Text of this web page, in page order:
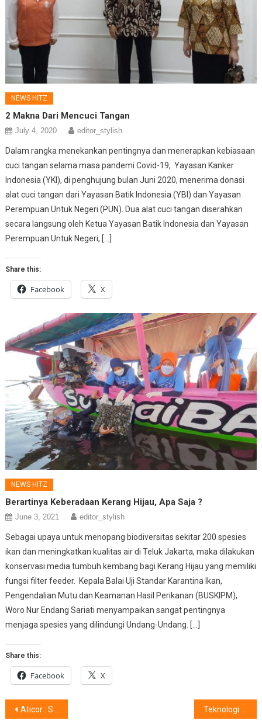
NEWS HITZ
2 Makna Dari Mencuci Tangan
July 4, 2020 editor_stylish
Dalam rangka menekankan pentingnya dan menerapkan kebiasaan
cuci tangan selama masa pandemi Covid-19, Yayasan Kanker
Indonesia (YKI), di penghujung bulan Juni 2020, menerima donasi
alat cuci tangan dari Yayasan Batik Indonesia (YBI) dan Yayasan
Perempuan Untuk Negeri (PUN). Dua alat cuci tangan diserahkan
secara langsung oleh Ketua Yayasan Batik Indonesia dan Yayasan
Perempuan Untuk Negeri, […]
Share this:
Facebook X
NEWS HITZ
Berartinya Keberadaan Kerang Hijau, Apa Saja ?
June 3, 2021 editor_stylish
Sebagai upaya untuk menopang biodiversitas sekitar 200 spesies
ikan dan meningkatkan kualitas air di Teluk Jakarta, maka dilakukan
konservasi media tumbuh kembang bagi Kerang Hijau yang memiliki
fungsi filter feeder. Kepala Balai Uji Standar Karantina Ikan,
Pengendalian Mutu dan Keamanan Hasil Perikanan (BUSKIPM),
Woro Nur Endang Sariati menyampaikan sangat pentingnya
menjaga spesies yang dilindungi Undang-Undang. […]
Share this:
Facebook X
Post
Aticor : Susu Penurun Kolesterol Teknologi Di Ujung Jari Konsumen